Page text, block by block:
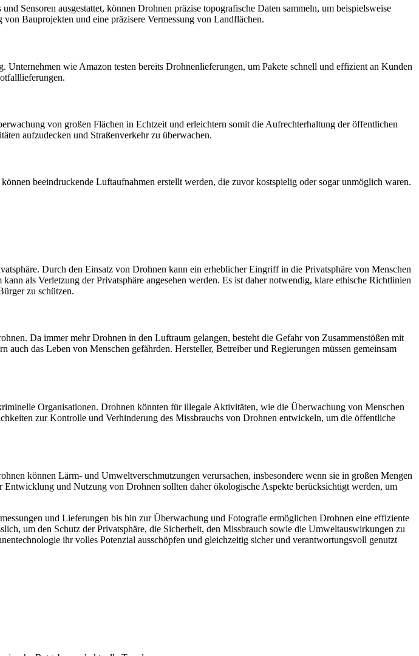
Sensoren ausgestattet, können Drohnen präzise topografische Daten sammeln, um beispielsweise
Bauprojekten und eine präzisere Vermessung von Landflächen.
wie Amazon testen bereits Drohnenlieferungen, um Pakete schnell und effizient an Kunden
von großen Flächen in Echtzeit und erleichtern somit die Aufrechterhaltung der öffentlichen
aufzudecken und Straßenverkehr zu überwachen.
beeindruckende Luftaufnahmen erstellt werden, die zuvor kostspielig oder sogar unmöglich waren.
Durch den Einsatz von Drohnen kann ein erheblicher Eingriff in die Privatsphäre von Menschen
als Verletzung der Privatsphäre angesehen werden. Es ist daher notwendig, klare ethische Richtlinien
zu schützen.
Da immer mehr Drohnen in den Luftraum gelangen, besteht die Gefahr von Zusammenstößen mit
das Leben von Menschen gefährden. Hersteller, Betreiber und Regierungen müssen gemeinsam
Organisationen. Drohnen könnten für illegale Aktivitäten, wie die Überwachung von Menschen
zur Kontrolle und Verhinderung des Missbrauchs von Drohnen entwickeln, um die öffentliche
können Lärm- und Umweltverschmutzungen verursachen, insbesondere wenn sie in großen Mengen
und Nutzung von Drohnen sollten daher ökologische Aspekte berücksichtigt werden, um
und Lieferungen bis hin zur Überwachung und Fotografie ermöglichen Drohnen eine effiziente
um den Schutz der Privatsphäre, die Sicherheit, den Missbrauch sowie die Umweltauswirkungen zu
ihr volles Potenzial ausschöpfen und gleichzeitig sicher und verantwortungsvoll genutzt